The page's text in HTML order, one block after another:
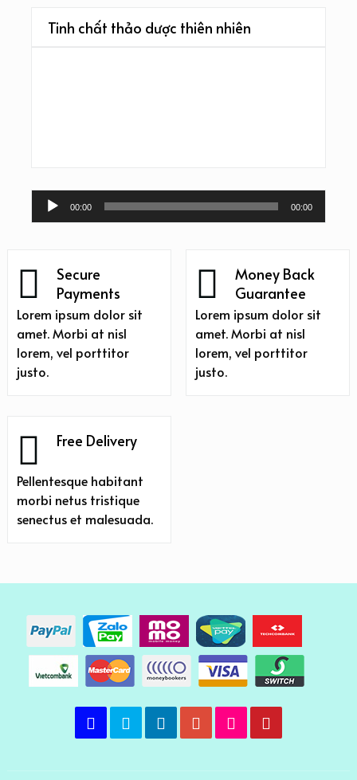
Tinh chất thảo dược thiên nhiên
Trình
chơi
00:00 00:00
Secure
Payments
Lorem ipsum dolor sit
amet. Morbi at nisl
lorem, vel porttitor
justo.
Money Back
Guarantee
Lorem ipsum dolor sit
amet. Morbi at nisl
lorem, vel porttitor
justo.
Free Delivery
Pellentesque habitant
morbi netus tristique
senectus et malesuada.